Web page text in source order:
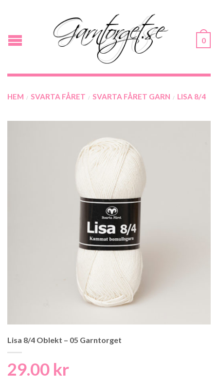
0
HEM / SVARTA FÅRET / SVARTA FÅRET GARN / LISA 8/4
Lisa 8/4 Oblekt – 05 Garntorget
29.00 kr